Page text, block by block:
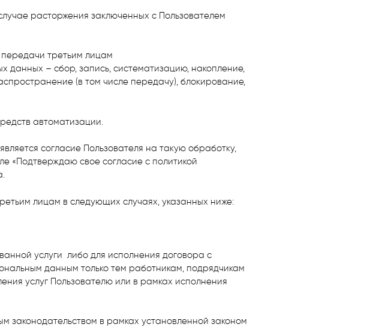
расторжения заключенных с Пользователем
третьим лицам
данных – сбор, запись, систематизацию, накопление,
(в том числе передачу), блокирование,
автоматизации.
согласие Пользователя на такую обработку,
«Подтверждаю свое согласие с политикой
лицам в следующих случаях, указанных ниже:
услуги либо для исполнения договора с
данным только тем работникам, подрядчикам
услуг Пользователю или в рамках исполнения
в рамках установленной законом